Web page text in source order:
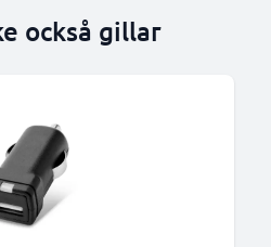
också gillar